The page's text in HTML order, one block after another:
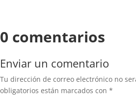
0 comentarios
Enviar un comentario
Tu dirección de correo electrónico no
obligatorios están marcados con *